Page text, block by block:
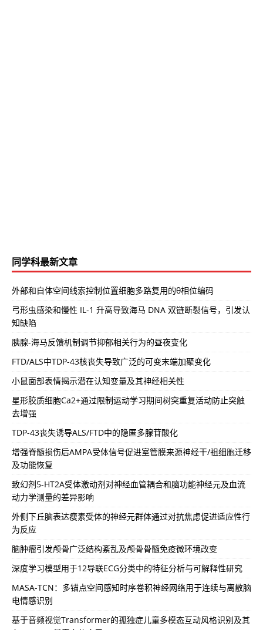
同学科最新文章
外部和自体空间线索控制位置细胞多路复用的θ相位编码
弓形虫感染和慢性 IL-1 升高导致海马 DNA 双链断裂信号，引发认
知缺陷
胰腺-海马反馈机制调节抑郁相关行为的昼夜变化
FTD/ALS中TDP-43核丧失导致广泛的可变末端加聚变化
小鼠面部表情揭示潜在认知变量及其神经相关性
星形胶质细胞Ca2+通过限制运动学习期间树突重复活动防止突触
去增强
TDP-43丧失诱导ALS/FTD中的隐匿多腺苷酸化
增强脊髓损伤后AMPA受体信号促进室管膜来源神经干/祖细胞迁移
及功能恢复
致幻剂5-HT2A受体激动剂对神经血管耦合和脑功能神经元及血流
动力学测量的差异影响
外侧下丘脑表达瘦素受体的神经元群体通过对抗焦虑促进适应性行
为反应
脑肿瘤引发颅骨广泛结构紊乱及颅骨骨髓免疫微环境改变
深度学习模型用于12导联ECG分类中的特征分析与可解释性研究
MASA-TCN：多锚点空间感知时序卷积神经网络用于连续与离散脑
电情感识别
基于音频视觉Transformer的孤独症儿童多模态互动风格识别及其